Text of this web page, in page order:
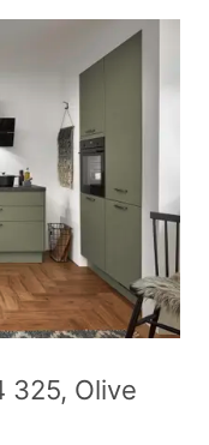
325, Olive